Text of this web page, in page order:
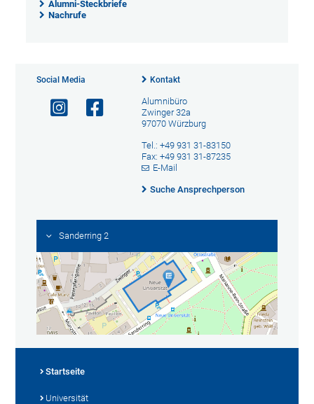
Alumni-Steckbriefe
Nachrufe
Social Media Kontakt
Alumnibüro
Zwinger 32a
97070 Würzburg
Tel.: +49 931 31-83150
Fax: +49 931 31-87235
E-Mail
Suche Ansprechperson
Sanderring 2
Startseite
Universität